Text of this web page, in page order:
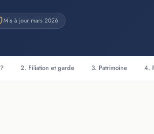
Mis à jour mars 2026
2. Filiation et garde 3. Patrimoine 4.